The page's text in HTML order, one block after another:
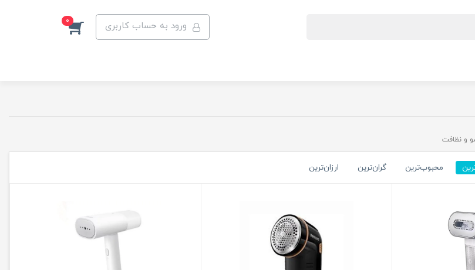
ورود به حساب کاربری 0
و نظافت
محبوب‌ترین گران‌ترین ارزان‌ترین